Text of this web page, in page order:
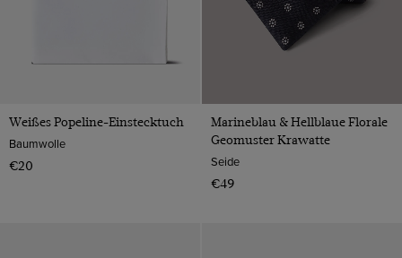
Weißes Popeline-Einstecktuch
Baumwolle
€20
Marineblau & Hellblaue Florale
Geomuster Krawatte
Seide
€49